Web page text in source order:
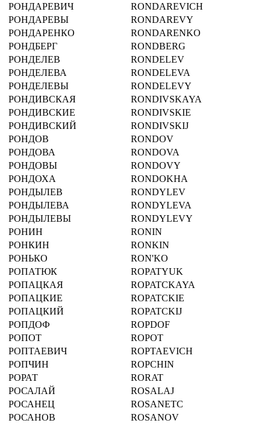
РОНДАРЕВИЧ
RONDAREVICH
РОНДАРЕВЫ
RONDAREVY
РОНДАРЕНКО
RONDARENKO
РОНДБЕРГ
RONDBERG
РОНДЕЛЕВ
RONDELEV
РОНДЕЛЕВА
RONDELEVA
РОНДЕЛЕВЫ
RONDELEVY
РОНДИВСКАЯ
RONDIVSKAYA
РОНДИВСКИЕ
RONDIVSKIE
РОНДИВСКИЙ
RONDIVSKIJ
РОНДОВ
RONDOV
РОНДОВА
RONDOVA
РОНДОВЫ
RONDOVY
РОНДОХА
RONDOKHA
РОНДЫЛЕВ
RONDYLEV
РОНДЫЛЕВА
RONDYLEVA
РОНДЫЛЕВЫ
RONDYLEVY
РОНИН
RONIN
РОНКИН
RONKIN
РОНЬКО
RON'KO
РОПАТЮК
ROPATYUK
РОПАЦКАЯ
ROPATCKAYA
РОПАЦКИЕ
ROPATCKIE
РОПАЦКИЙ
ROPATCKIJ
РОПДОФ
ROPDOF
РОПОТ
ROPOT
РОПТАЕВИЧ
ROPTAEVICH
РОПЧИН
ROPCHIN
РОРАТ
RORAT
РОСАЛАЙ
ROSALAJ
РОСАНЕЦ
ROSANETC
РОСАНОВ
ROSANOV